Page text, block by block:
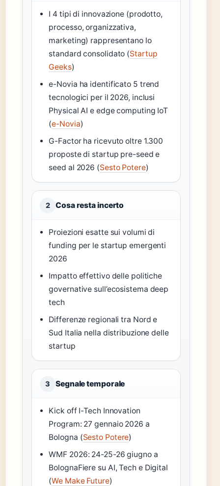
I 4 tipi di innovazione (prodotto,
processo, organizzativa,
marketing) rappresentano lo
standard consolidato (Startup
Geeks)
e-Novia ha identificato 5 trend
tecnologici per il 2026, inclusi
Physical AI e edge computing IoT
(e-Novia)
G-Factor ha ricevuto oltre 1.300
proposte di startup pre-seed e
seed al 2026 (Sesto Potere)
2 Cosa resta incerto
Proiezioni esatte sui volumi di
funding per le startup emergenti
2026
Impatto effettivo delle politiche
governative sull’ecosistema deep
tech
Differenze regionali tra Nord e
Sud Italia nella distribuzione delle
startup
3 Segnale temporale
Kick off I-Tech Innovation
Program: 27 gennaio 2026 a
Bologna (Sesto Potere)
WMF 2026: 24-25-26 giugno a
BolognaFiere su AI, Tech e Digital
(We Make Future)